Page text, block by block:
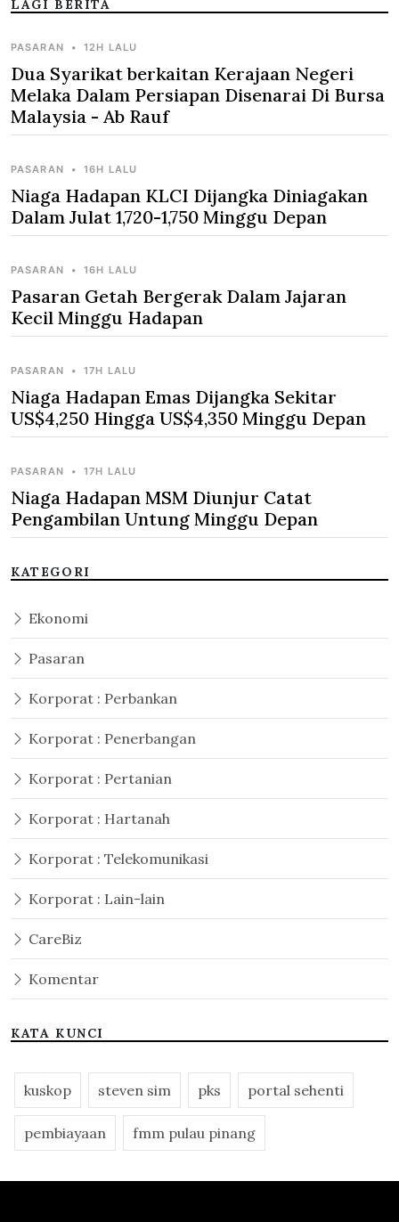
LAGI BERITA
PASARAN • 12H LALU
Dua Syarikat berkaitan Kerajaan Negeri
Melaka Dalam Persiapan Disenarai Di Bursa
Malaysia - Ab Rauf
PASARAN • 16H LALU
Niaga Hadapan KLCI Dijangka Diniagakan
Dalam Julat 1,720-1,750 Minggu Depan
PASARAN • 16H LALU
Pasaran Getah Bergerak Dalam Jajaran
Kecil Minggu Hadapan
PASARAN • 17H LALU
Niaga Hadapan Emas Dijangka Sekitar
US$4,250 Hingga US$4,350 Minggu Depan
PASARAN • 17H LALU
Niaga Hadapan MSM Diunjur Catat
Pengambilan Untung Minggu Depan
KATEGORI
Ekonomi
Pasaran
Korporat : Perbankan
Korporat : Penerbangan
Korporat : Pertanian
Korporat : Hartanah
Korporat : Telekomunikasi
Korporat : Lain-lain
CareBiz
Komentar
KATA KUNCI
kuskop steven sim pks portal sehenti
pembiayaan fmm pulau pinang